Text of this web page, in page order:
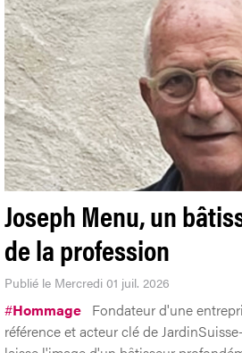
Joseph Menu, un
de la profession
Publié le Mercredi 01 juil. 2026